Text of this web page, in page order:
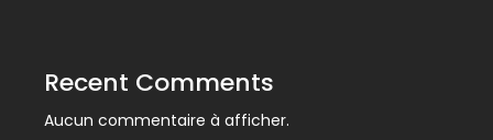
Recent Comments
Aucun commentaire à afficher.